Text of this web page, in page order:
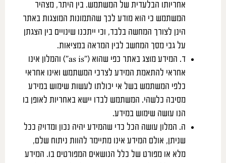
אחריותו הבלעדית של המשתמש. בין היתר, מצהיר
המשתמש כי הוא מודע לכך שהתמונות המוצגות באתר
הינן לצורך המחשה בלבד, וכי ייתכנו שינויים בין הצגתן
על גבי מסך המחשב לבין המראה במציאות.
ד. המידע מוצג באתר כפי שהוא (“as is”) והמלון אינו
אחראי להתאמת המידע לצרכי המשתמש ואינו אחראי
כלפי המשתמש בשל אי יכולתו לעשות שימוש במידע
מסיבה כלשהי. המשתמש לבדו יישא באחריות לאופן בו
הנו עושה שימוש במידע.
ה. המלון עושה הכל כדי שהמידע יהיה נכון ומדויק ככל
שניתן, אולם המידע אינו מתיימר להוות ניתוח שלם,
מלא או מפורט של כלל הנושאים המפורטים בו. המידע